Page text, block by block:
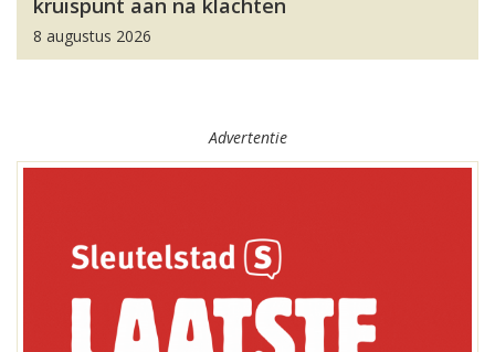
kruispunt aan na klachten
8 augustus 2026
Advertentie